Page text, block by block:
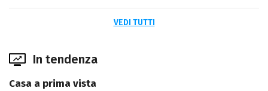
VEDI TUTTI
In tendenza
Casa a prima vista